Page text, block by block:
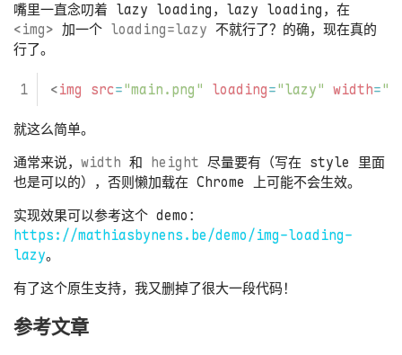
嘴里一直念叨着 lazy loading，lazy loading，在
<img> 加一个 loading=lazy 不就行了？的确，现在真的
行了。
<img src="main.png" loading="lazy" width=
就这么简单。
通常来说， width 和 height 尽量要有（写在 style 里面
也是可以的），否则懒加载在 Chrome 上可能不会生效。
实现效果可以参考这个 demo：
https://mathiasbynens.be/demo/img-loading-
lazy。
有了这个原生支持，我又删掉了很大一段代码！
参考文章